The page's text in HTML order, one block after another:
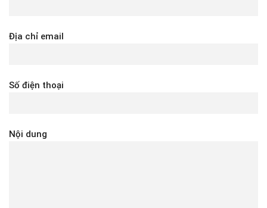
Địa chỉ email
Số điện thoại
Nội dung